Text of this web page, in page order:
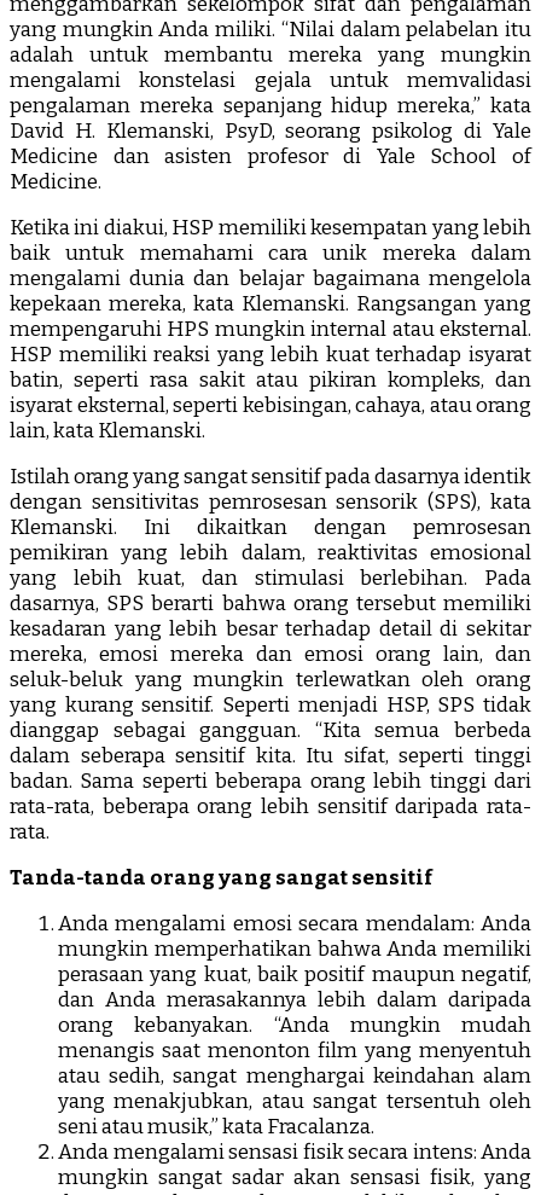
yang mungkin Anda miliki. “Nilai dalam pelabelan itu
adalah untuk membantu mereka yang mungkin
mengalami konstelasi gejala untuk memvalidasi
pengalaman mereka sepanjang hidup mereka,” kata
David H. Klemanski, PsyD, seorang psikolog di Yale
Medicine dan asisten profesor di Yale School of
Medicine.
Ketika ini diakui, HSP memiliki kesempatan yang lebih
baik untuk memahami cara unik mereka dalam
mengalami dunia dan belajar bagaimana mengelola
kepekaan mereka, kata Klemanski. Rangsangan yang
mempengaruhi HPS mungkin internal atau eksternal.
HSP memiliki reaksi yang lebih kuat terhadap isyarat
batin, seperti rasa sakit atau pikiran kompleks, dan
isyarat eksternal, seperti kebisingan, cahaya, atau orang
lain, kata Klemanski.
Istilah orang yang sangat sensitif pada dasarnya identik
dengan sensitivitas pemrosesan sensorik (SPS), kata
Klemanski. Ini dikaitkan dengan pemrosesan
pemikiran yang lebih dalam, reaktivitas emosional
yang lebih kuat, dan stimulasi berlebihan. Pada
dasarnya, SPS berarti bahwa orang tersebut memiliki
kesadaran yang lebih besar terhadap detail di sekitar
mereka, emosi mereka dan emosi orang lain, dan
seluk-beluk yang mungkin terlewatkan oleh orang
yang kurang sensitif. Seperti menjadi HSP, SPS tidak
dianggap sebagai gangguan. “Kita semua berbeda
dalam seberapa sensitif kita. Itu sifat, seperti tinggi
badan. Sama seperti beberapa orang lebih tinggi dari
rata-rata, beberapa orang lebih sensitif daripada rata-
rata.
Tanda-tanda orang yang sangat sensitif
Anda mengalami emosi secara mendalam: Anda
mungkin memperhatikan bahwa Anda memiliki
perasaan yang kuat, baik positif maupun negatif,
dan Anda merasakannya lebih dalam daripada
orang kebanyakan. “Anda mungkin mudah
menangis saat menonton film yang menyentuh
atau sedih, sangat menghargai keindahan alam
yang menakjubkan, atau sangat tersentuh oleh
seni atau musik,” kata Fracalanza.
Anda mengalami sensasi fisik secara intens: Anda
mungkin sangat sadar akan sensasi fisik, yang